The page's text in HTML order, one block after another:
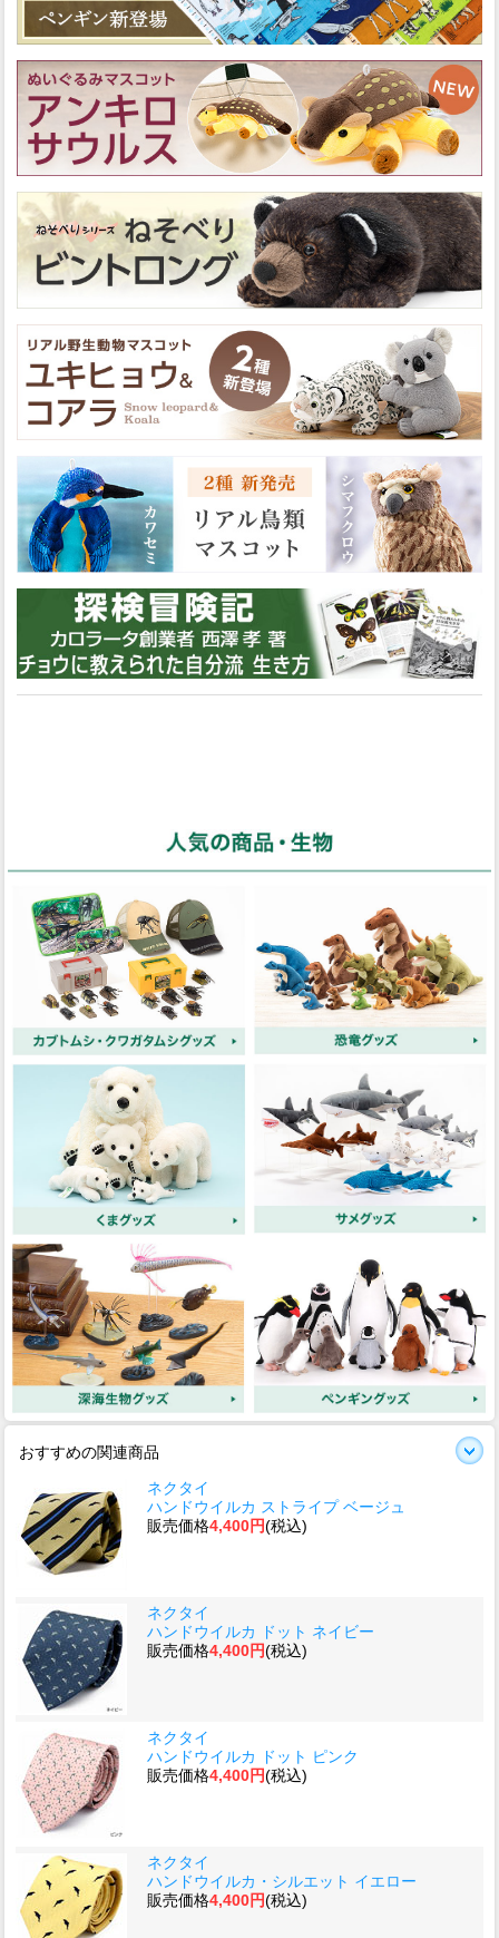
おすすめの関連商品
ネクタイ
ハンドウイルカ ストライプ ベージュ
販売価格4,400円(税込)
ネクタイ
ハンドウイルカ ドット ネイビー
販売価格4,400円(税込)
ネクタイ
ハンドウイルカ ドット ピンク
販売価格4,400円(税込)
ネクタイ
ハンドウイルカ・シルエット イエロー
販売価格4,400円(税込)